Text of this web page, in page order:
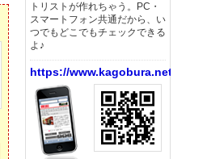
トリストが作れちゃう。PC・
スマートフォン共通だから、い
つでもどこでもチェックできる
よ♪
https://www.kagobura.net/